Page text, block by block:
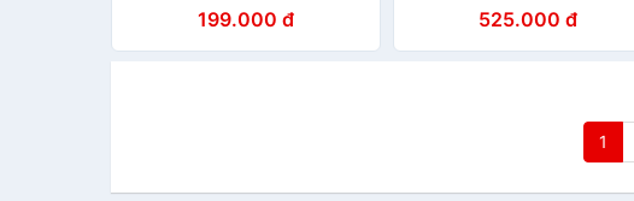
199.000 đ 525.000 đ
1